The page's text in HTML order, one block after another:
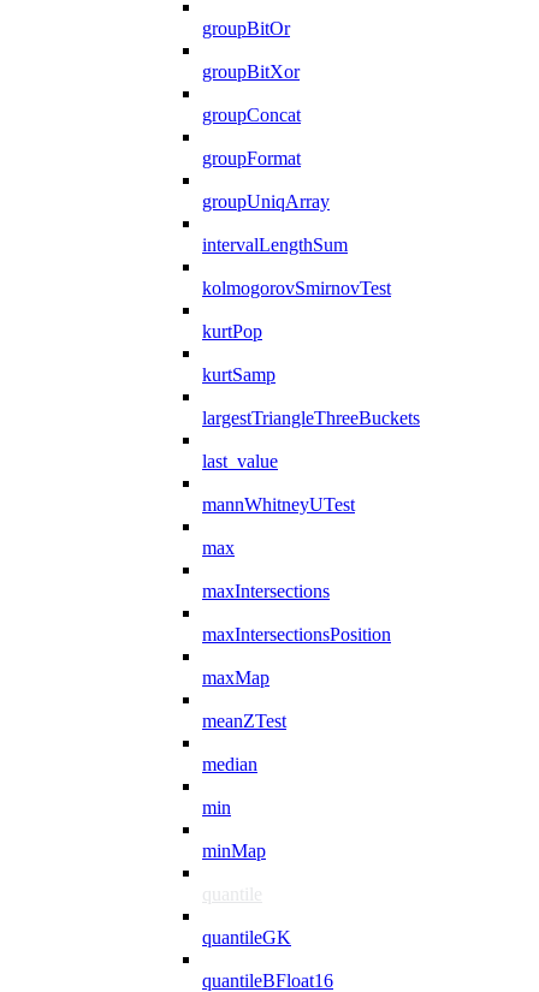
groupBitOr
groupBitXor
groupConcat
groupFormat
groupUniqArray
intervalLengthSum
kolmogorovSmirnovTest
kurtPop
kurtSamp
largestTriangleThreeBuckets
last_value
mannWhitneyUTest
max
maxIntersections
maxIntersectionsPosition
maxMap
meanZTest
median
min
minMap
quantile
quantileGK
quantileBFloat16